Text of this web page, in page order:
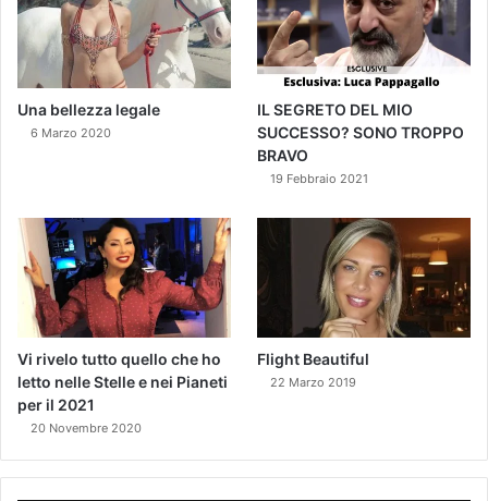
Una bellezza legale
6 Marzo 2020
IL SEGRETO DEL MIO
SUCCESSO? SONO TROPPO
BRAVO
19 Febbraio 2021
Vi rivelo tutto quello che ho
letto nelle Stelle e nei Pianeti
per il 2021
20 Novembre 2020
Flight Beautiful
22 Marzo 2019